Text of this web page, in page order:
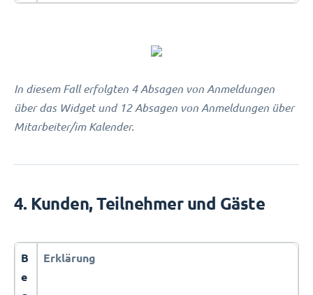
In diesem Fall erfolgten 4 Absagen von Anmeldungen
über das Widget und 12 Absagen von Anmeldungen über
Mitarbeiter/im Kalender.
4. Kunden, Teilnehmer und Gäste
B
e
Erklärung